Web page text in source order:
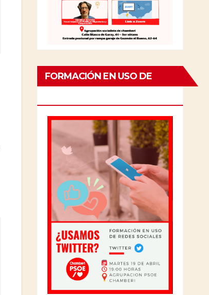
FORMACIÓN EN USO DE